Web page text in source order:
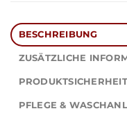
BESCHREIBUNG
ZUSÄTZLICHE
PRODUKTSICHERHEIT
PFLEGE &